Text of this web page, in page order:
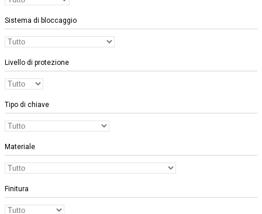
Sistema di bloccaggio
Livello di protezione
Tipo di chiave
Materiale
Finitura